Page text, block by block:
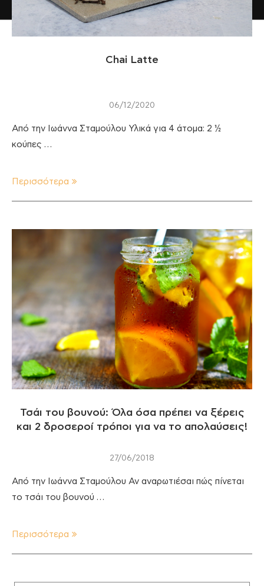
Chai Latte
06/12/2020
Από την Ιωάννα Σταμούλου Υλικά για 4 άτομα: 2 ½
κούπες …
Περισσότερα
Τσάι του βουνού: Όλα όσα πρέπει να ξέρεις
και 2 δροσεροί τρόποι για να το απολαύσεις!
27/06/2018
Από την Ιωάννα Σταμούλου Αν αναρωτιέσαι πώς πίνεται
το τσάι του βουνού …
Περισσότερα